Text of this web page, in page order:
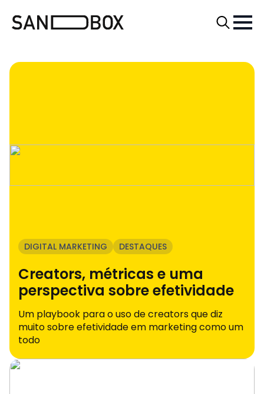
DIGITAL MARKETING DESTAQUES
Creators, métricas e uma
perspectiva sobre efetividade
Um playbook para o uso de creators que diz
muito sobre efetividade em marketing como um
todo